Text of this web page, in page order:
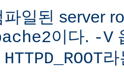
일된 server
이다. -V
HTTPD_ROOT